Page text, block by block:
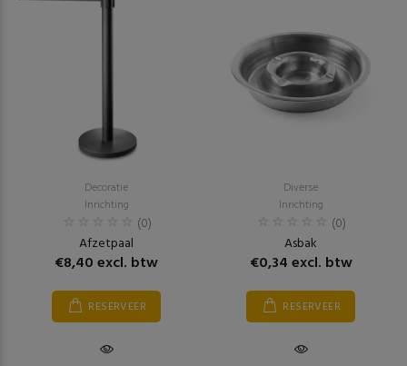
Decoratie
Inrichting
(0)
Afzetpaal
€8,40 excl. btw
RESERVEER
Diverse
Inrichting
(0)
Asbak
€0,34 excl. btw
RESERVEER